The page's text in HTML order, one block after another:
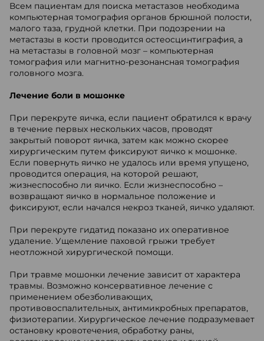
Всем пациентам для поиска метастазов необходима
компьютерная томография органов брюшной полости,
малого таза, грудной клетки. При подозрении на
метастазы в кости проводится остеосцинтиграфия, а
на метастазы в головной мозг – компьютерная
томография или магнитно-резонансная томография
головного мозга.
Лечение боли в мошонке
При перекруте яичка, если пациент обратился к врачу
в течение первых нескольких часов, проводят
закрытый поворот яичка, затем как можно скорее
хирургическим путем фиксируют яичко к мошонке.
Если повернуть яичко не удалось или время упущено,
проводится операция, на которой решают,
жизнеспособно ли яичко. Если жизнеспособно –
возвращают яичко в нормальное положение и
фиксируют, если начался некроз тканей, яичко удаляют.
При перекруте гидатид показано их оперативное
удаление. Ущемление паховой грыжи требует
неотложной хирургической помощи.
При травме мошонки лечение зависит от характера
травмы. Возможно консервативное лечение с
применением обезболивающих,
противовоспалительных, антимикробных препаратов,
физиотерапии. Хирургическое лечение подразумевает
остановку кровотечения, обработку раны,